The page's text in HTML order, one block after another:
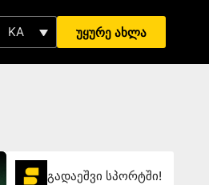
KA უყურე ახლა
გადაეშვი სპორტში!